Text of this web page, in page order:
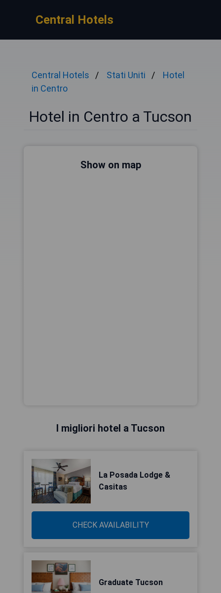
Central Hotels
Central Hotels Stati Uniti
Hotel
in Centro
Hotel in Centro a Tucson
Show on map
I migliori hotel a Tucson
La Posada Lodge &
Casitas
CHECK AVAILABILITY
Graduate Tucson